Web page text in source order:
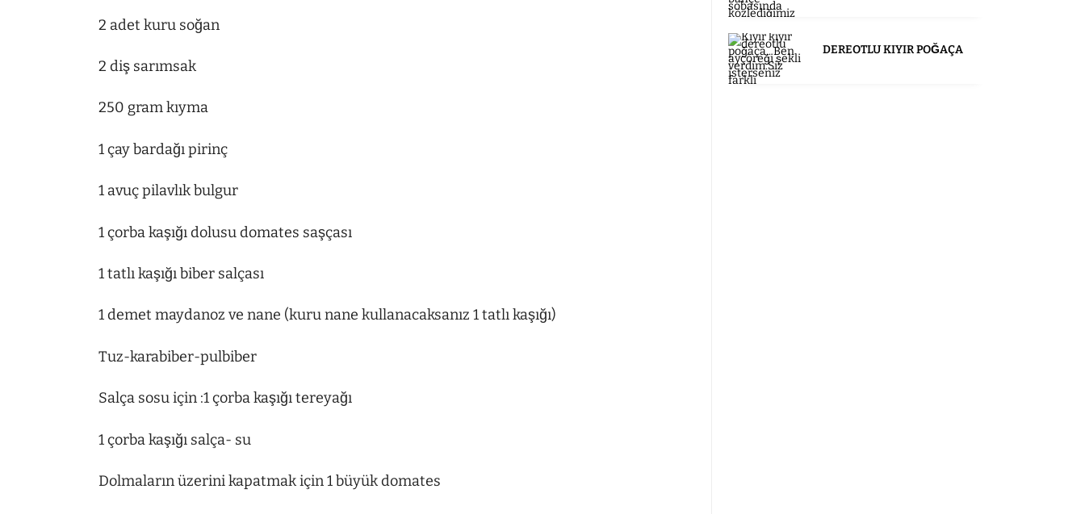
2 adet kuru soğan
2 diş sarımsak
250 gram kıyma
1 çay bardağı pirinç
1 avuç pilavlık bulgur
1 çorba kaşığı dolusu domates saşçası
1 tatlı kaşığı biber salçası
1 demet maydanoz ve nane (kuru nane kullanacaksanız 1 tatlı kaşığı)
Tuz-karabiber-pulbiber
Salça sosu için :1 çorba kaşığı tereyağı
1 çorba kaşığı salça- su
Dolmaların üzerini kapatmak için 1 büyük domates
DEREOTLU KIYIR POĞAÇA